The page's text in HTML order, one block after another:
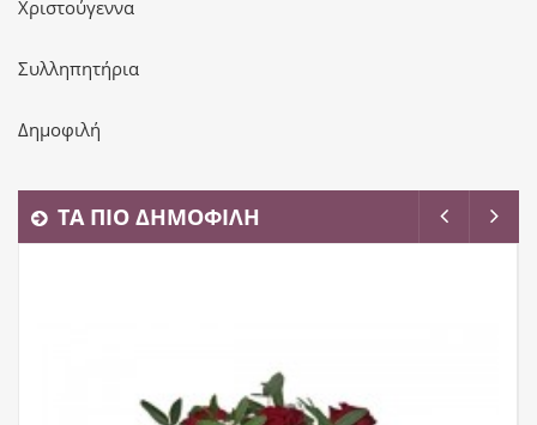
Χριστούγεννα
Συλληπητήρια
Δημοφιλή
ΤΑ ΠΙΟ ΔΗΜΟΦΙΛΗ